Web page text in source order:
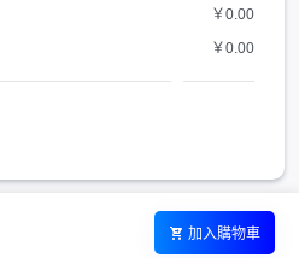
￥0.00
￥0.00
加入購物車